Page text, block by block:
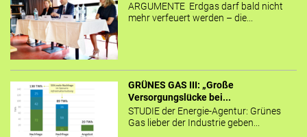
ARGUMENTE Erdgas darf bald nicht
mehr verfeuert werden – die...
GRÜNES GAS III: „Große
Versorgungslücke bei...
STUDIE der Energie-Agentur: Grünes
Gas lieber der Industrie geben...